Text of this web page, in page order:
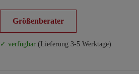
Größenberater
✓ verfügbar (Lieferung 3-5 Werktage)